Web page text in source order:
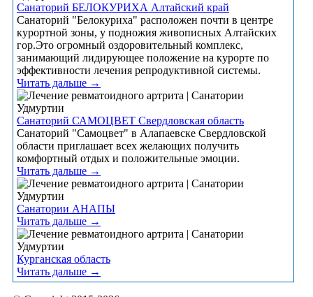
Санаторий БЕЛОКУРИХА Алтайский край
Санаторий "Белокуриха" расположен почти в центре
курортной зоны, у подножия живописных Алтайских
гор.Это огромный оздоровительный комплекс,
занимающий лидирующее положение на курорте по
эффективности лечения репродуктивной системы.
Читать дальше →
Санаторий САМОЦВЕТ Свердловская область
Санаторий "Самоцвет" в Алапаевске Свердловской
области приглашает всех желающих получить
комфортный отдых и положительные эмоции.
Читать дальше →
Санатории АНАПЫ
Читать дальше →
Курганская область
Читать дальше →